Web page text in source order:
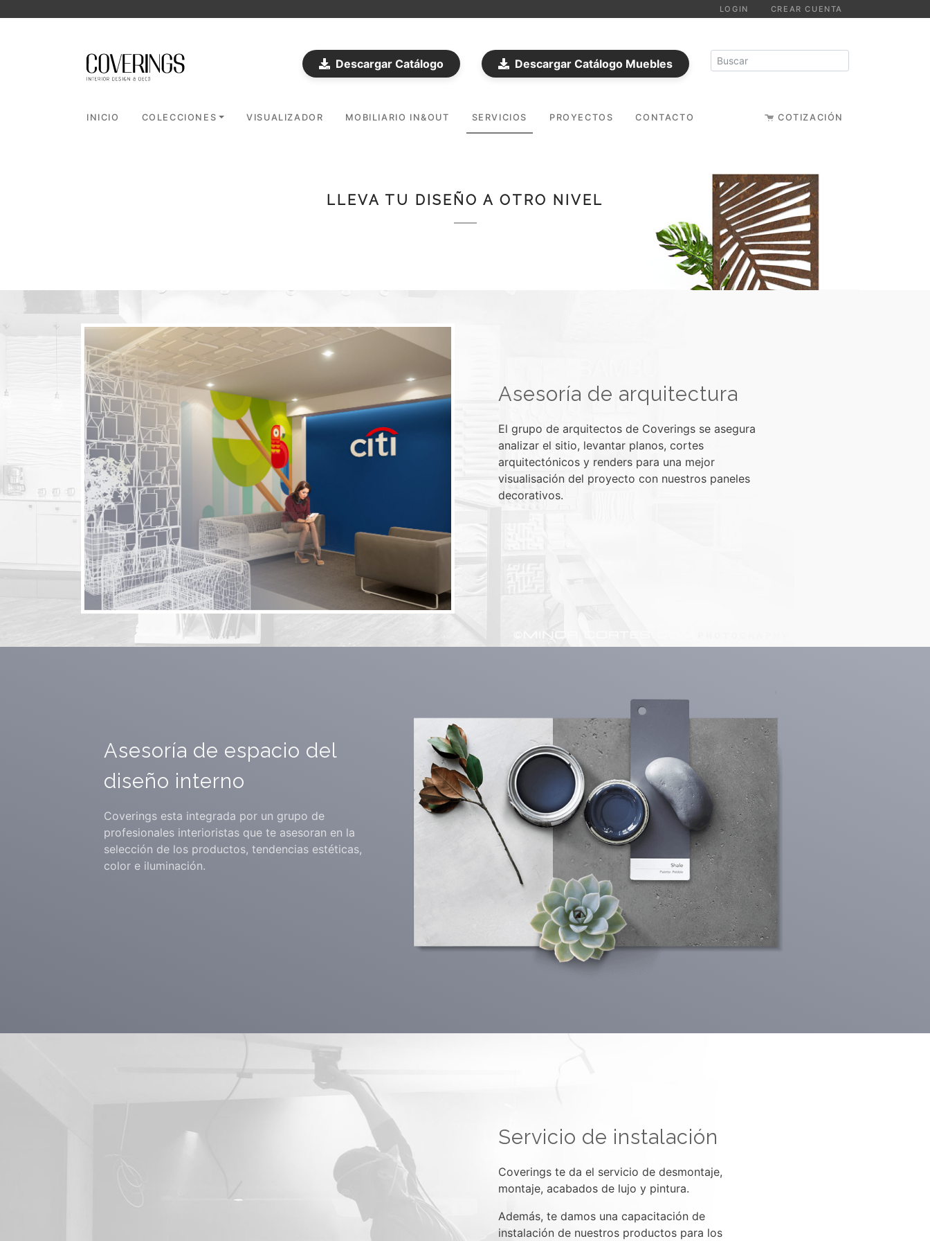
LOGIN CREAR CUENTA
Descargar Catálogo Descargar Catálogo Muebles
INICIO COLECCIONES VISUALIZADOR MOBILIARIO IN&OUT SERVICIOS PROYECTOS CONTACTO COTIZACIÓN
LLEVA TU DISEÑO A OTRO NIVEL
Asesoría de arquitectura
El grupo de arquitectos de Coverings se asegura
analizar el sitio, levantar planos, cortes
arquitectónicos y renders para una mejor
visualisación del proyecto con nuestros paneles
decorativos.
Asesoría de espacio del
diseño interno
Coverings esta integrada por un grupo de
profesionales interioristas que te asesoran en la
selección de los productos, tendencias estéticas,
color e iluminación.
Servicio de instalación
Coverings te da el servicio de desmontaje,
montaje, acabados de lujo y pintura.
Además, te damos una capacitación de
instalación de nuestros productos para los